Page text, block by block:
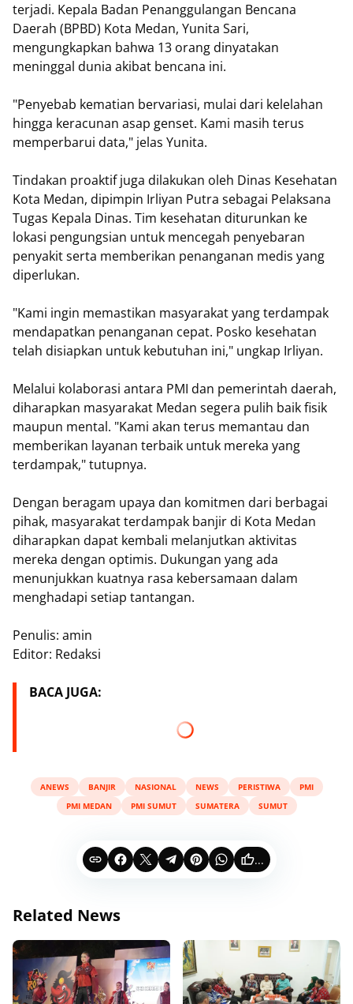
terjadi. Kepala Badan Penanggulangan Bencana
Daerah (BPBD) Kota Medan, Yunita Sari,
mengungkapkan bahwa 13 orang dinyatakan
meninggal dunia akibat bencana ini.
"Penyebab kematian bervariasi, mulai dari kelelahan
hingga keracunan asap genset. Kami masih terus
memperbarui data," jelas Yunita.
Tindakan proaktif juga dilakukan oleh Dinas Kesehatan
Kota Medan, dipimpin Irliyan Putra sebagai Pelaksana
Tugas Kepala Dinas. Tim kesehatan diturunkan ke
lokasi pengungsian untuk mencegah penyebaran
penyakit serta memberikan penanganan medis yang
diperlukan.
"Kami ingin memastikan masyarakat yang terdampak
mendapatkan penanganan cepat. Posko kesehatan
telah disiapkan untuk kebutuhan ini," ungkap Irliyan.
Melalui kolaborasi antara PMI dan pemerintah daerah,
diharapkan masyarakat Medan segera pulih baik fisik
maupun mental. "Kami akan terus memantau dan
memberikan layanan terbaik untuk mereka yang
terdampak," tutupnya.
Dengan beragam upaya dan komitmen dari berbagai
pihak, masyarakat terdampak banjir di Kota Medan
diharapkan dapat kembali melanjutkan aktivitas
mereka dengan optimis. Dukungan yang ada
menunjukkan kuatnya rasa kebersamaan dalam
menghadapi setiap tantangan.
Penulis: amin
Editor: Redaksi
BACA JUGA:
ANEWS BANJIR NASIONAL NEWS PERISTIWA
PMI
PMI MEDAN
PMI SUMUT SUMATERA SUMUT
...
Related News